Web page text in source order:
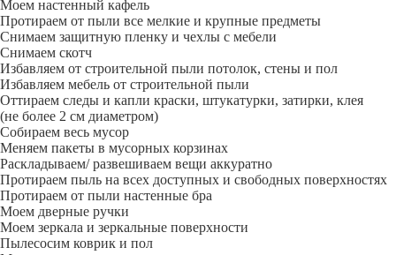
Моем настенный кафель
Протираем от пыли все мелкие и крупные предметы
Снимаем защитную пленку и чехлы с мебели
Снимаем скотч
Избавляем от строительной пыли потолок, стены и пол
Избавляем мебель от строительной пыли
Оттираем следы и капли краски, штукатурки, затирки, клея
(не более 2 см диаметром)
Собираем весь мусор
Меняем пакеты в мусорных корзинах
Раскладываем/ развешиваем вещи аккуратно
Протираем пыль на всех доступных и свободных поверхностях
Протираем от пыли настенные бра
Моем дверные ручки
Моем зеркала и зеркальные поверхности
Пылесосим коврик и пол